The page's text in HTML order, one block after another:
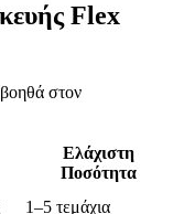
Flex
στον
Ελάχιστη
Ποσότητα
1–5 τεμάχια